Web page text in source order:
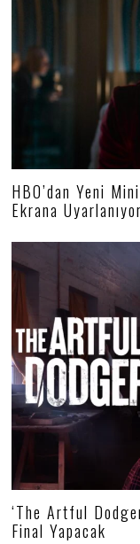
HBO’dan Yeni
Ekrana Uyarlanıyor
‘The Artful
Final Yapacak